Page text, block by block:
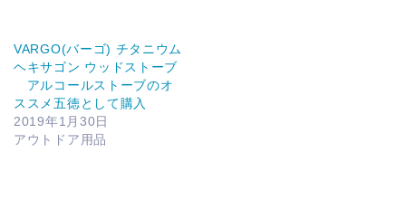
VARGO(バーゴ) チタニウム
ヘキサゴン ウッドストーブ
アルコールストーブのオ
ススメ五徳として購入
2019年1月30日
アウトドア用品